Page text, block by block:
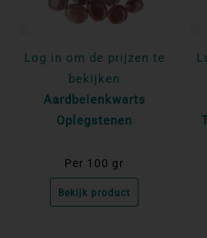
Log in om de prijzen te
bekijken
Aardbeienkwarts
Oplegstenen
Per 100 gr
Bekijk product